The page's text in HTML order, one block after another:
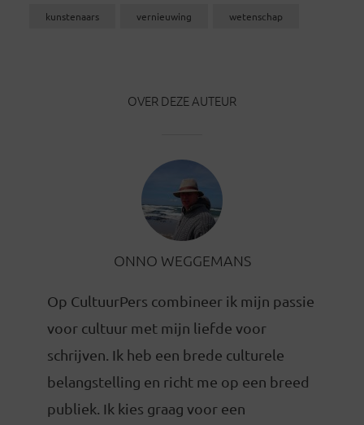
kunstenaars vernieuwing wetenschap
OVER DEZE AUTEUR
ONNO WEGGEMANS
Op CultuurPers combineer ik mijn passie
voor cultuur met mijn liefde voor
schrijven. Ik heb een brede culturele
belangstelling en richt me op een breed
publiek. Ik kies graag voor een